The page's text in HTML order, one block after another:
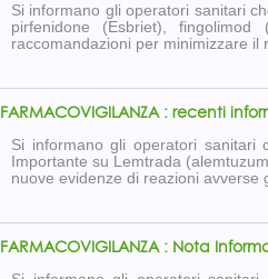
Si informano gli operatori sanitari
pirfenidone (Esbriet),
raccomandazioni per minimizzare
FARMACOVIGILANZA : recenti
Si informano gli operatori sanitari
Importante su Lemtrada
nuove evidenze di reazioni
FARMACOVIGILANZA : Nota